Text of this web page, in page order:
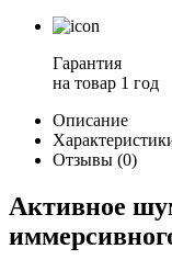
Гарантия
на товар 1 год
Описание
Отзывы (0)
Aктивное